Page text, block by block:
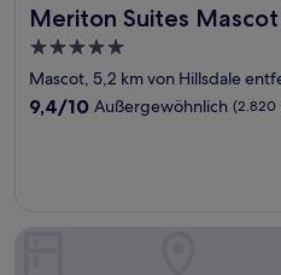
Meriton Suites
Meriton Suites Mascot
5.0-
Sterne-
Unterkunft
Mascot, 5,2 km von Hillsdale
9.4
9,4/10 Außergewöhnlich (2.820
Song Hotel Sydney